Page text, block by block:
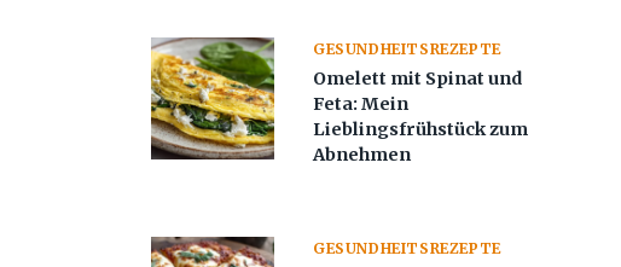
GESUNDHEITSREZEPTE
Omelett mit Spinat und
Feta: Mein
Lieblingsfrühstück zum
Abnehmen
GESUNDHEITSREZEPTE